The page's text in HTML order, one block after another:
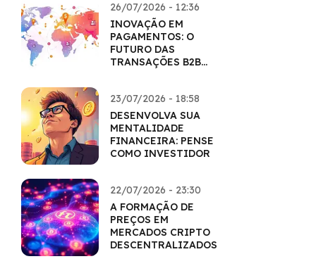
26/07/2026 - 12:36
INOVAÇÃO EM
PAGAMENTOS: O
FUTURO DAS
TRANSAÇÕES B2B
23/07/2026 - 18:58
DESENVOLVA SUA
MENTALIDADE
FINANCEIRA: PENSE
COMO INVESTIDOR
22/07/2026 - 23:30
A FORMAÇÃO DE
PREÇOS EM
MERCADOS CRIPTO
DESCENTRALIZADOS